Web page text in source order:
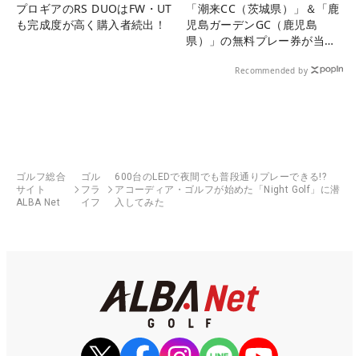
プロギアのRS DUOはFW・UT
も完成度が高く購入者続出！
「潮来CC（茨城県）」＆「鹿
児島ガーデンGC（鹿児島
県）」の無料プレー券が当た
Recommended by
ゴルフ総合
サイト
ALBA Net
ゴル
フラ
イフ
600台のLEDで夜間でも普段通りプレーできる!?
アコーディア・ゴルフが始めた「Night Golf」に潜
入してみた